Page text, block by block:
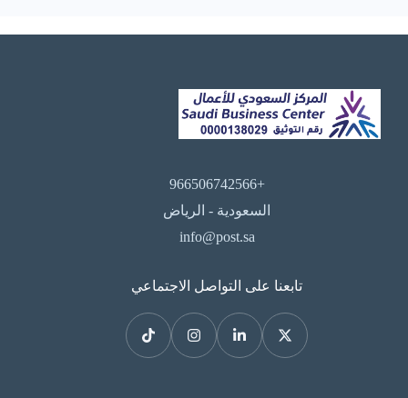
+966506742566
السعودية - الرياض
info@post.sa
تابعنا على التواصل الاجتماعي